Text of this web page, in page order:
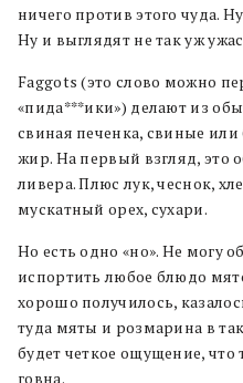
ничего против этого чуда.
Ну и выглядят не так уж
Faggots (это слово можно
«пида***ики») делают из
свиная печенка, свиные
жир. На первый взгляд, это
ливера. Плюс лук, чеснок,
мускатный орех, сухари.
Но есть одно «но». Не могу
испортить любое блюдо
хорошо получилось,
туда мяты и розмарина в
будет четкое ощущение,
говна.